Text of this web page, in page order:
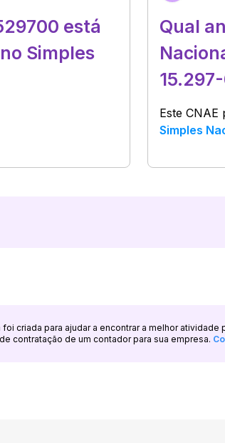
está
Simples
Qual
Este CNAE
Simples
foi criada para ajudar a encontrar a melhor
contratação de um contador para sua empresa.